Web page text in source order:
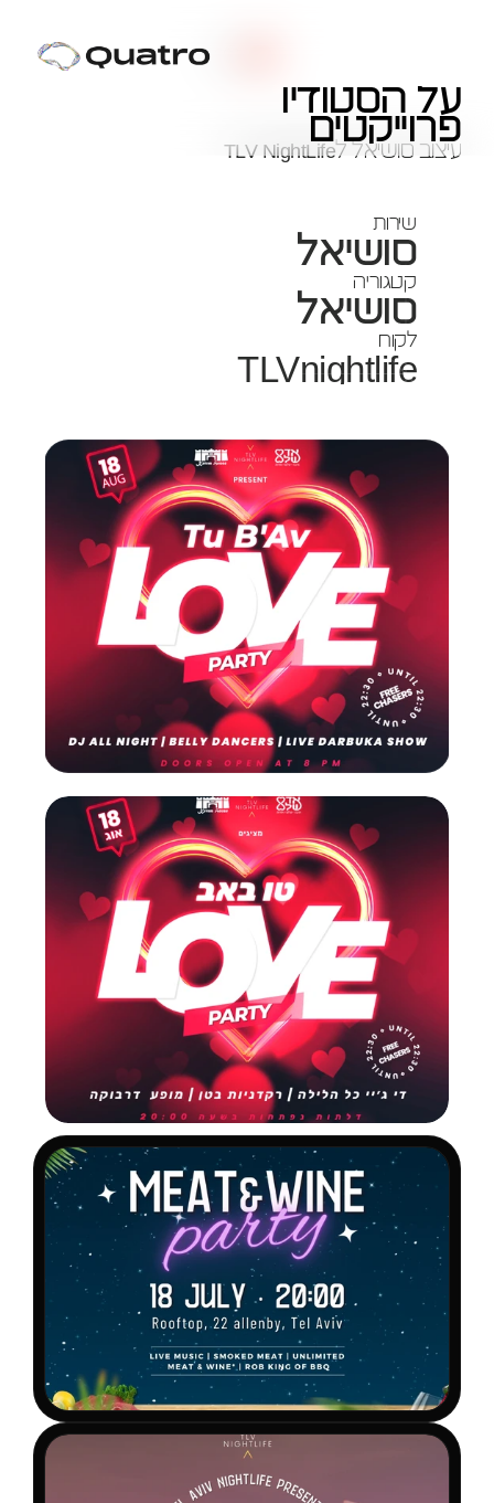
פרוייקטים
על הסטודיו
שירות
סושיאל
קטגוריה
סושיאל
לקוח
TLVnightlife
TLVnightlife
עיצוב סושיאל לTLV NightLife